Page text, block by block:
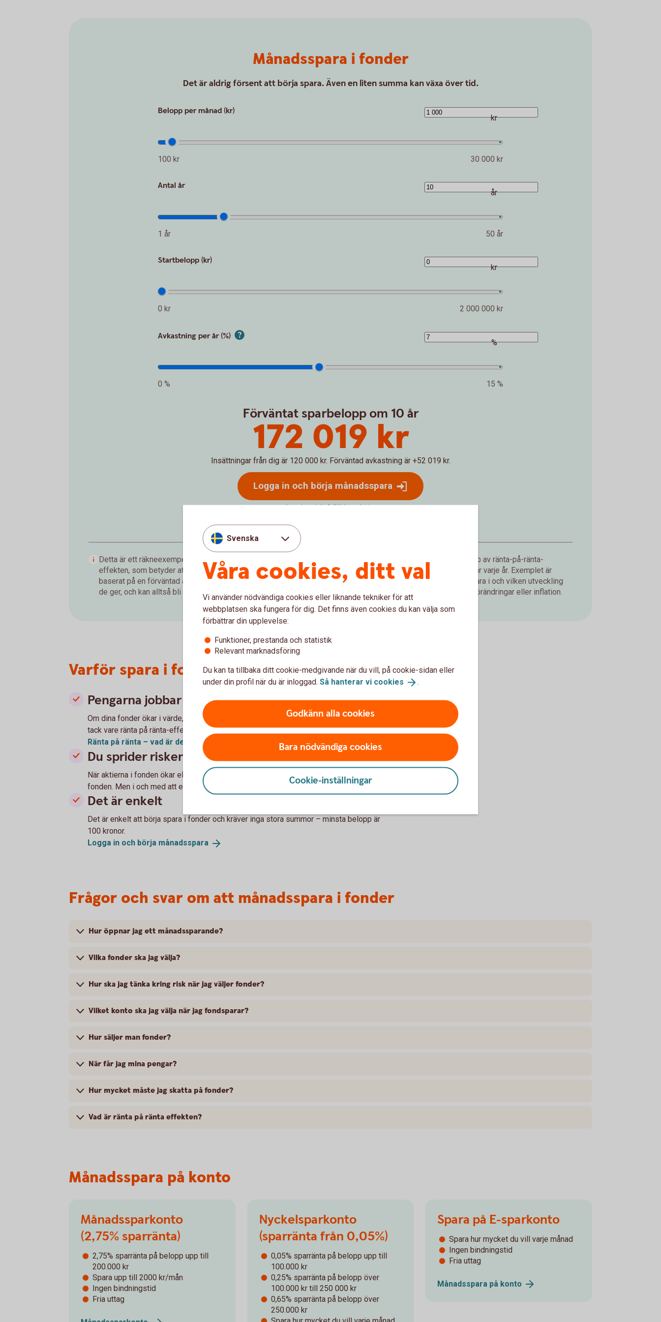
Månadsspara i fonder
Det är aldrig försent att börja spara. Även en liten summa kan växa över tid.
Belopp per månad (kr)
100 kr 30 000 kr
kr
Antal år
1 år 50 år
år
Startbelopp (kr)
0 kr 2 000 000 kr
kr
Avkastning per år (%)
0 % 15 %
%
Förväntat sparbelopp om 10 år
172 019 kr
Insättningar från dig är 120 000 kr. Förväntad avkastning är +52 019 kr.
Logga in och börja månadsspara
Inte kund än?Blikund
Detta är ett räkneexempel som visar hur ditt månadssparande i fonder skulle kunna utvecklas över tid med hjälp av ränta-på-ränta-
effekten, som betyder att du tjänar pengar både på de pengar du själv satt in och dessutom på avkastning du får varje år. Exemplet är
baserat på en förväntad årsavkastning. Den faktiska avkastningen beror på vilken typ av fonder du väljer att spara i och vilken utveckling
de ger, och kan alltså bli både högre och lägre än i exemplet. Vi har inte tagit hänsyn till skatter, avgifter, valutaförändringar eller inflation.
Varför spara i fonder?
Pengarna jobbar för dig
Om dina fonder ökar i värde, växer dina pengar över tid snabbare och snabbare. Detta är
tack vare ränta på ränta-effekten.
Ränta på ränta – vad är det?
Du sprider risken
När aktierna i fonden ökar eller minskar i värde, så sker samma sak även för värdet av
fonden. Men i och med att en fond placerar i många olika aktier så sprids risken.
Det är enkelt
Det är enkelt att börja spara i fonder och kräver inga stora summor – minsta belopp är
100 kronor.
Logga in och börja månadsspara
Frågor och svar om att månadsspara i fonder
Hur öppnar jag ett månadssparande?
Vilka fonder ska jag välja?
Hur ska jag tänka kring risk när jag väljer fonder?
Vilket konto ska jag välja när jag fondsparar?
Hur säljer man fonder?
När får jag mina pengar?
Hur mycket måste jag skatta på fonder?
Vad är ränta på ränta effekten?
Månadsspara på konto
Månadssparkonto
(2,75% sparränta)
2,75% sparränta på belopp upp till
200.000 kr
Spara upp till 2000 kr/mån
Ingen bindningstid
Fria uttag
Nyckelsparkonto
(sparränta från 0,05%)
0,05% sparränta på belopp upp till
100.000 kr
0,25% sparränta på belopp över
100.000 kr till 250 000 kr
0,65% sparränta på belopp över
250.000 kr
Spara på E-sparkonto
Spara hur mycket du vill varje månad
Ingen bindningstid
Fria uttag
Månadsspara på konto
Svenska
Våra cookies, ditt val
Vi använder nödvändiga cookies eller liknande tekniker för att
webbplatsen ska fungera för dig. Det finns även cookies du kan välja som
förbättrar din upplevelse:
Funktioner, prestanda och statistik
Relevant marknadsföring
Du kan ta tillbaka ditt cookie-medgivande när du vill, på cookie-sidan eller
under din profil när du är inloggad. Så hanterar vi cookies .
Godkänn alla cookies
Bara nödvändiga cookies
Cookie-inställningar